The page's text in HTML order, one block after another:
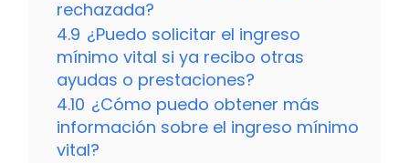
rechazada?
4.9 ¿Puedo solicitar el ingreso
mínimo vital si ya recibo otras
ayudas o prestaciones?
4.10 ¿Cómo puedo obtener más
información sobre el ingreso mínimo
vital?